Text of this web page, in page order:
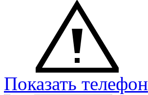
Показать телефон